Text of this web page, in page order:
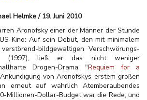
Helmke / 19. Juni 2010
Aronofsky einer der Männer der Stunde
Kino: Auf sein Debüt, den mit minimalem
bildgewaltigen Verschwörungs-
(1997), ließ er das nicht weniger
Drogen-Drama "Requiem for a
von Aronofskys erstem großen
erneut auf wahrlich Atemberaubendes
Millionen-Dollar-Budget war die Rede, und